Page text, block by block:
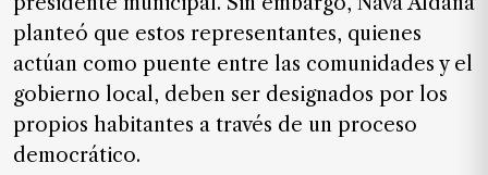
Donativos
Videos
planteó que estos representantes, quienes
actúan como puente entre las comunidades y el
gobierno local, deben ser designados por los
propios habitantes a través de un proceso
democrático.